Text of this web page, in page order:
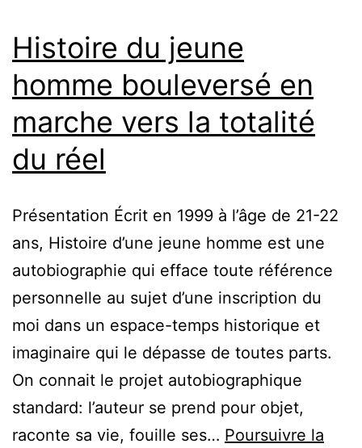
Histoire du jeune
homme bouleversé en
marche vers la totalité
du réel
Présentation Écrit en 1999 à l’âge de 21-22
ans, Histoire d’une jeune homme est une
autobiographie qui efface toute référence
personnelle au sujet d’une inscription du
moi dans un espace-temps historique et
imaginaire qui le dépasse de toutes parts.
On connait le projet autobiographique
standard: l’auteur se prend pour objet,
raconte sa vie, fouille ses… Poursuivre la